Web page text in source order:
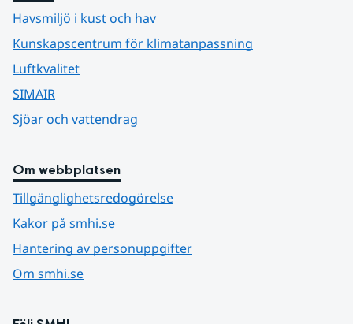
Havsmiljö i kust och hav
Kunskapscentrum för klimatanpassning
Luftkvalitet
SIMAIR
Sjöar och vattendrag
Om webbplatsen
Tillgänglighetsredogörelse
Kakor på smhi.se
Hantering av personuppgifter
Om smhi.se